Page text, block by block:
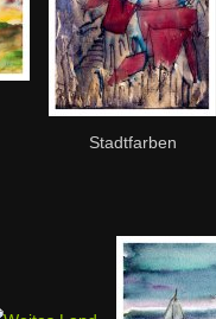
Stadtfarben